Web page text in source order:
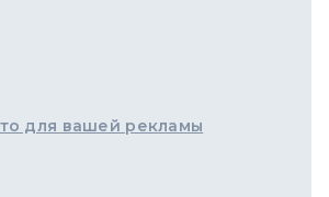
для вашей рекламы